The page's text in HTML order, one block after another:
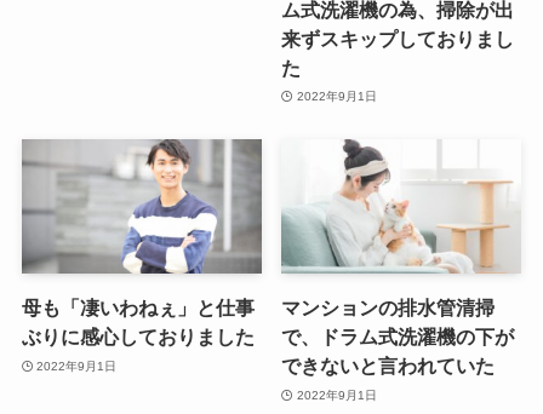
ム式洗濯機の為、掃除が出
来ずスキップしておりまし
た
2022年9月1日
母も「凄いわねぇ」と仕事
ぶりに感心しておりました
2022年9月1日
マンションの排水管清掃
で、ドラム式洗濯機の下が
できないと言われていた
2022年9月1日